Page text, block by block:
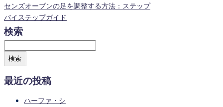
センズオーブンの足を調整する方法：ステップ
バイステップガイド
検索
検索
最近の投稿
ハーファ・シ